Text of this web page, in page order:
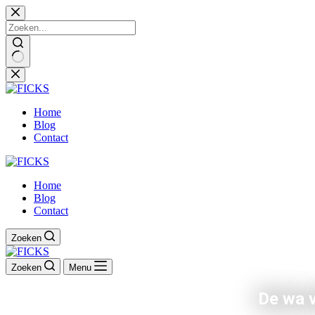
Ga
naar
de
inhoud
Home
Blog
Contact
Home
Blog
Contact
Zoeken
Zoeken Menu
De wa